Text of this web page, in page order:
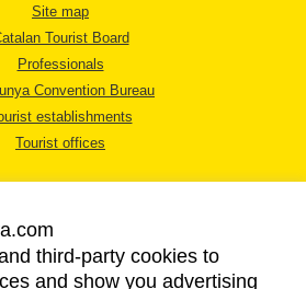
Site map
Tourist Board
Professionals
Convention Bureau
establishments
Tourist offices
third-party cookies to
and show you advertising